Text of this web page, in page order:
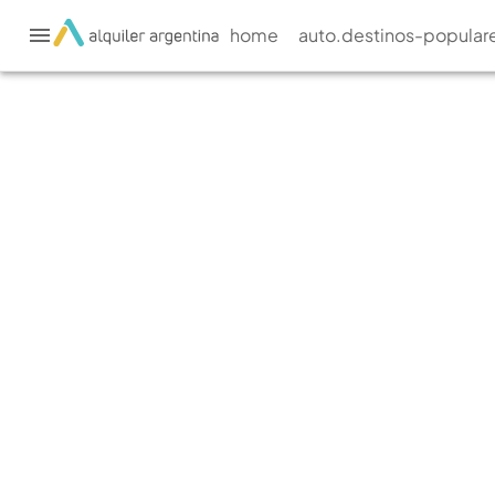
home auto.destinos-